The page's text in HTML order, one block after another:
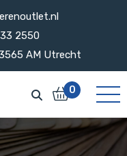
2550
AM Utrecht
0